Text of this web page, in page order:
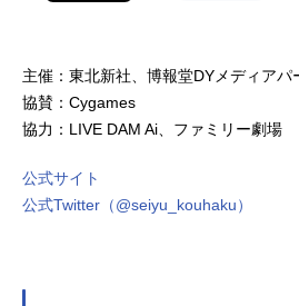
主催：東北新社、博報堂DYメディア
協賛：Cygames
協力：LIVE DAM Ai、ファミリー劇場
公式サイト
公式Twitter（@seiyu_kouhaku）